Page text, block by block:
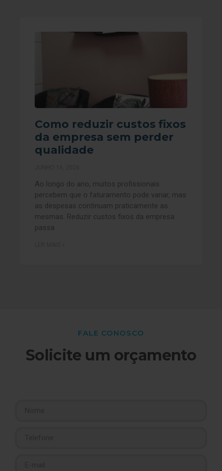
Como reduzir custos fixos
da empresa sem perder
qualidade
Ao longo do ano, muitos profissionais
percebem que o faturamento pode variar, mas
as despesas continuam praticamente as
mesmas. Reduzir custos fixos da empresa
passa
FALE CONOSCO
Solicite um orçamento